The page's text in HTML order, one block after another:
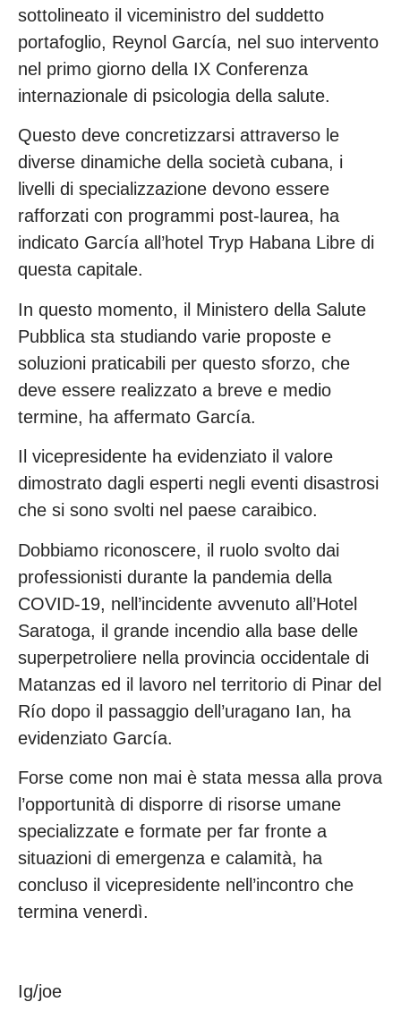
sottolineato il viceministro del suddetto
portafoglio, Reynol García, nel suo intervento
nel primo giorno della IX Conferenza
internazionale di psicologia della salute.
Questo deve concretizzarsi attraverso le
diverse dinamiche della società cubana, i
livelli di specializzazione devono essere
rafforzati con programmi post-laurea, ha
indicato García all’hotel Tryp Habana Libre di
questa capitale.
In questo momento, il Ministero della Salute
Pubblica sta studiando varie proposte e
soluzioni praticabili per questo sforzo, che
deve essere realizzato a breve e medio
termine, ha affermato García.
Il vicepresidente ha evidenziato il valore
dimostrato dagli esperti negli eventi disastrosi
che si sono svolti nel paese caraibico.
Dobbiamo riconoscere, il ruolo svolto dai
professionisti durante la pandemia della
COVID-19, nell’incidente avvenuto all’Hotel
Saratoga, il grande incendio alla base delle
superpetroliere nella provincia occidentale di
Matanzas ed il lavoro nel territorio di Pinar del
Río dopo il passaggio dell’uragano Ian, ha
evidenziato García.
Forse come non mai è stata messa alla prova
l’opportunità di disporre di risorse umane
specializzate e formate per far fronte a
situazioni di emergenza e calamità, ha
concluso il vicepresidente nell’incontro che
termina venerdì.
Ig/joe